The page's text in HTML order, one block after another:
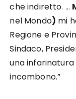
che indiretto. …
nel Mondo) mi
Regione e
Sindaco,
una
incombono.”